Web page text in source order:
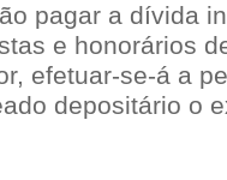
pagar a dívida
e honorários
efetuar-se-á a
depositário o